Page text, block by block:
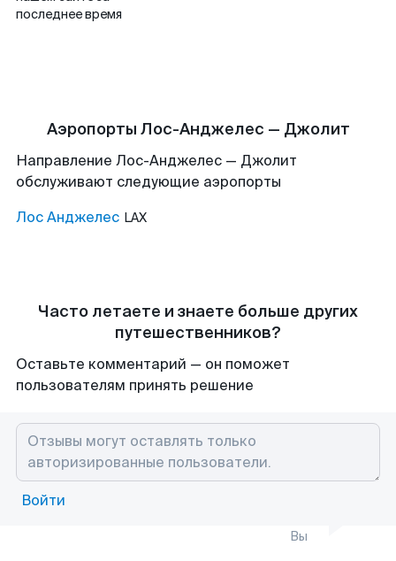
последнее время
Аэропорты Лос-Анджелес — Джолит
Направление Лос-Анджелес — Джолит
обслуживают следующие аэропорты
Лос Анджелес LAX
Часто летаете и знаете больше других
путешественников?
Оставьте комментарий — он поможет
пользователям принять решение
Войти
Вы